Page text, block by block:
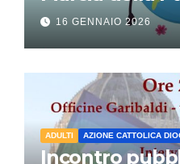
16 GENNAIO 2026
ADULTI AZIONE CATTOLICA
Incontro